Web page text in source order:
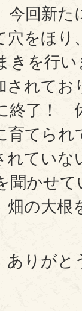
今回新た
穴をほり
きを行
されてお
終了！
育てら
れていな
聞かせ
畑の大根
ありが